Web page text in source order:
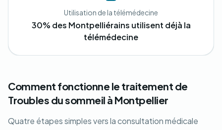
Utilisation de la télémédecine
30% des Montpelliérains utilisent déjà la
télémédecine
Comment fonctionne le traitement de
Troubles du sommeil à Montpellier
Quatre étapes simples vers la consultation médicale